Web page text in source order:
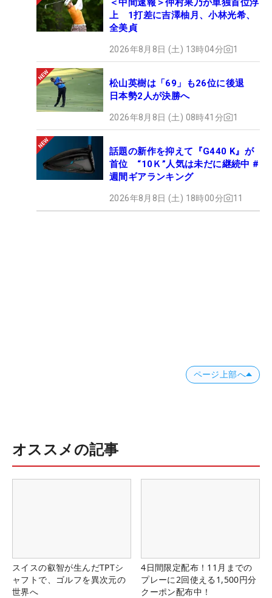
上 1打差に吉澤柚月、小林光希、
全美貞
2026年8月8日 (土) 13時04分 1
松山英樹は「69」も26位に後退
日本勢2人が決勝へ
2026年8月8日 (土) 08時41分 1
話題の新作を抑えて『G440 K』が
首位 “10Ｋ”人気は未だに継続中 #
週間ギアランキング
2026年8月8日 (土) 18時00分 11
ページ上部へ
オススメの記事
スイスの叡智が生んだTPTシ
ャフトで、ゴルフを異次元の
世界へ
4日間限定配布！11月までの
プレーに2回使える1,500円分
クーポン配布中！